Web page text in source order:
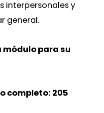
interpersonales y
general.
módulo para su
completo: 205